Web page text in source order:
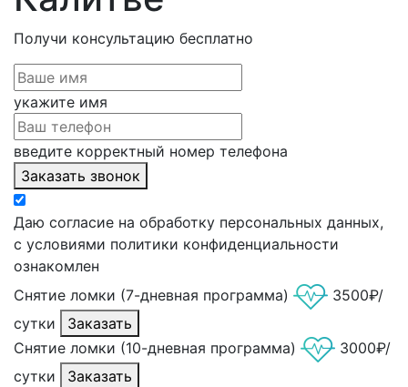
Получи консультацию бесплатно
укажите имя
введите корректный номер телефона
Заказать звонок
Даю согласие на обработку персональных данных,
с условиями политики конфиденциальности
ознакомлен
Снятие ломки (7-дневная программа)
3500₽/
сутки
Заказать
Снятие ломки (10-дневная программа)
3000₽/
сутки
Заказать